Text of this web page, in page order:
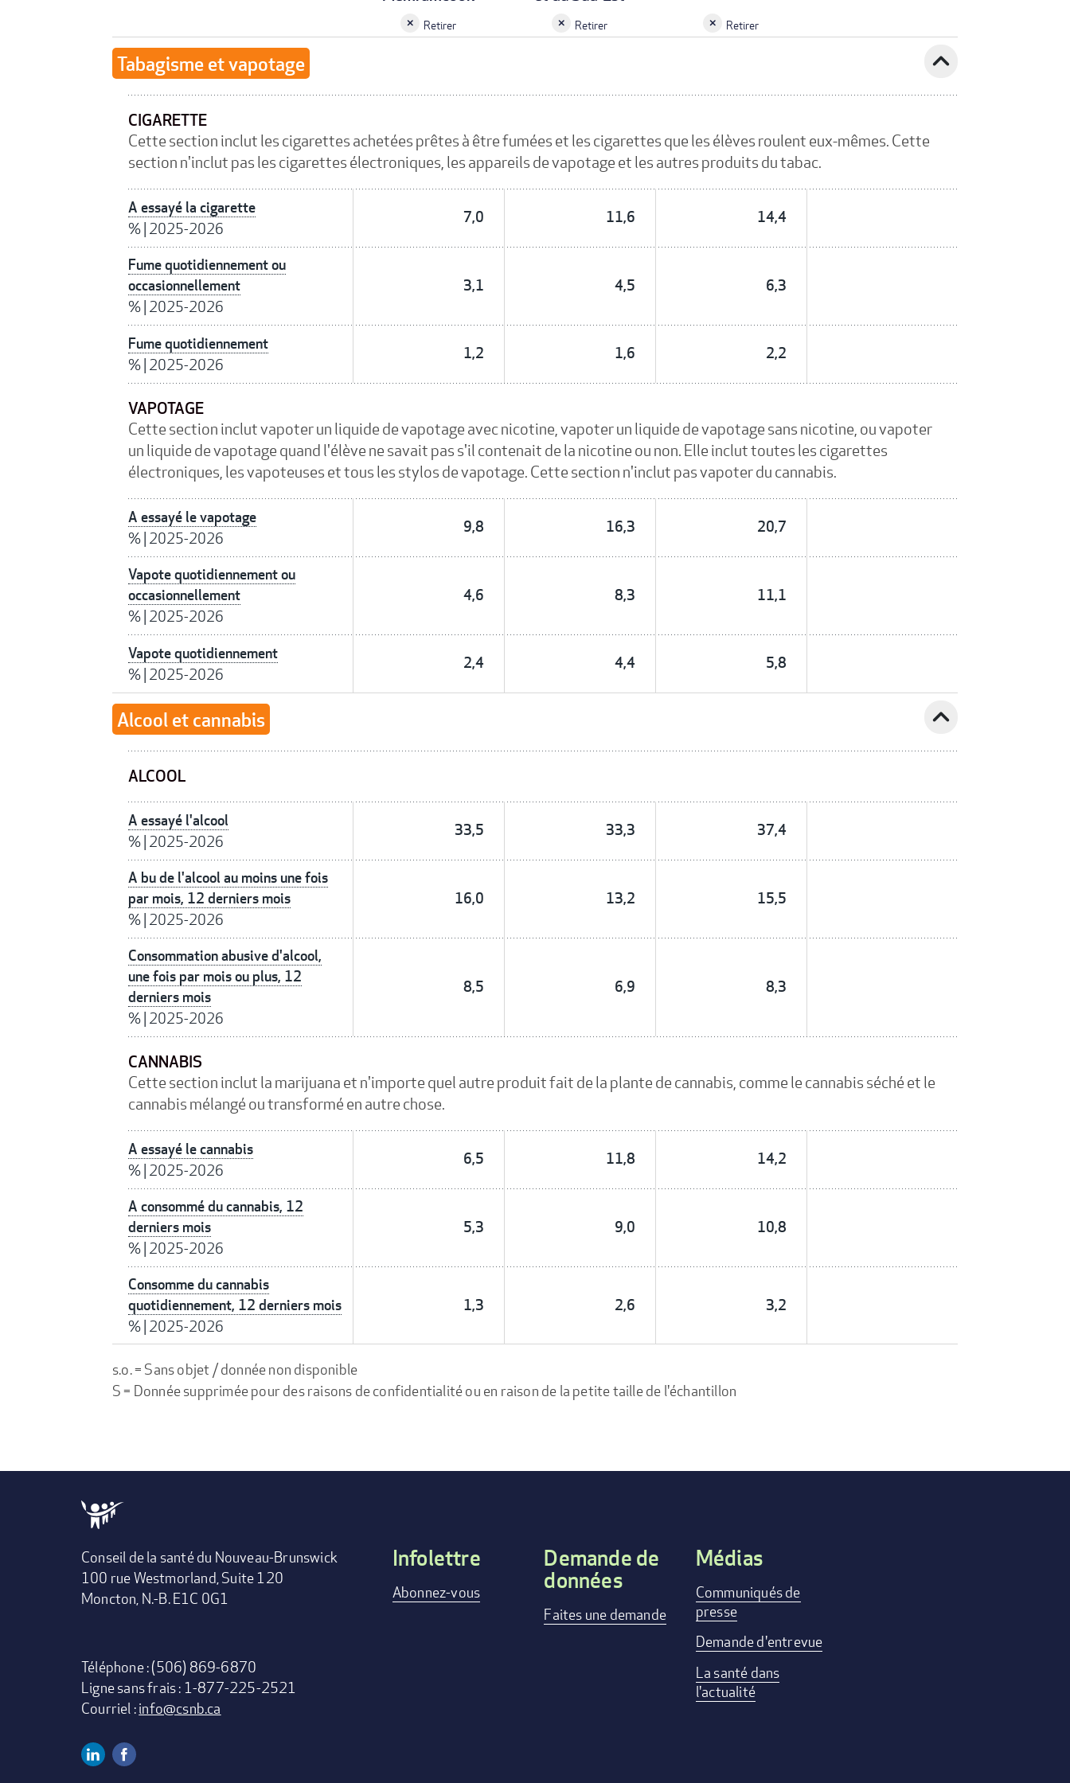
Retirer Retirer Retirer
Tabagisme et vapotage expand_less
CIGARETTE
Cette section inclut les cigarettes achetées prêtes à être fumées et les cigarettes que les élèves roulent eux-mêmes. Cette
section n'inclut pas les cigarettes électroniques, les appareils de vapotage et les autres produits du tabac.
A essayé la cigarette
%| 2025-2026
7,0 11,6 14,4
Fume quotidiennement ou
occasionnellement
%| 2025-2026
3,1 4,5 6,3
Fume quotidiennement
%| 2025-2026
1,2 1,6 2,2
VAPOTAGE
Cette section inclut vapoter un liquide de vapotage avec nicotine, vapoter un liquide de vapotage sans nicotine, ou vapoter
un liquide de vapotage quand l'élève ne savait pas s'il contenait de la nicotine ou non. Elle inclut toutes les cigarettes
électroniques, les vapoteuses et tous les stylos de vapotage. Cette section n'inclut pas vapoter du cannabis.
A essayé le vapotage
%| 2025-2026
9,8 16,3 20,7
Vapote quotidiennement ou
occasionnellement
%| 2025-2026
4,6 8,3 11,1
Vapote quotidiennement
%| 2025-2026
2,4 4,4 5,8
Alcool et cannabis expand_less
ALCOOL
A essayé l'alcool
%| 2025-2026
33,5 33,3 37,4
A bu de l'alcool au moins une fois
par mois, 12 derniers mois
%| 2025-2026
16,0 13,2 15,5
Consommation abusive d'alcool,
une fois par mois ou plus, 12
derniers mois
%| 2025-2026
8,5 6,9 8,3
CANNABIS
Cette section inclut la marijuana et n'importe quel autre produit fait de la plante de cannabis, comme le cannabis séché et le
cannabis mélangé ou transformé en autre chose.
A essayé le cannabis
%| 2025-2026
6,5 11,8 14,2
A consommé du cannabis, 12
derniers mois
%| 2025-2026
5,3 9,0 10,8
Consomme du cannabis
quotidiennement, 12 derniers mois
%| 2025-2026
1,3 2,6 3,2
s.o. = Sans objet / donnée non disponible
S = Donnée supprimée pour des raisons de confidentialité ou en raison de la petite taille de l'échantillon
Conseil de la santé du Nouveau-Brunswick
100 rue Westmorland, Suite 120
Moncton, N.-B. E1C 0G1
Téléphone : (506) 869-6870
Ligne sans frais : 1-877-225-2521
Courriel :info@csnb.ca
Footer
Infolettre
Abonnez-vous
Demande de
données
Faites une demande
Médias
Communiqués de
presse
Demande d'entrevue
La santé dans
l'actualité
Linkedin